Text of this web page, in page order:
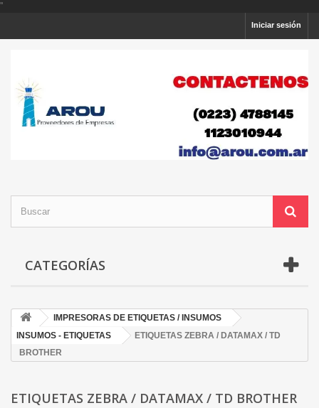
''
Iniciar sesión
CATEGORÍAS
IMPRESORAS DE ETIQUETAS / INSUMOS
INSUMOS - ETIQUETAS
ETIQUETAS ZEBRA / DATAMAX / TD
BROTHER
ETIQUETAS ZEBRA / DATAMAX / TD BROTHER